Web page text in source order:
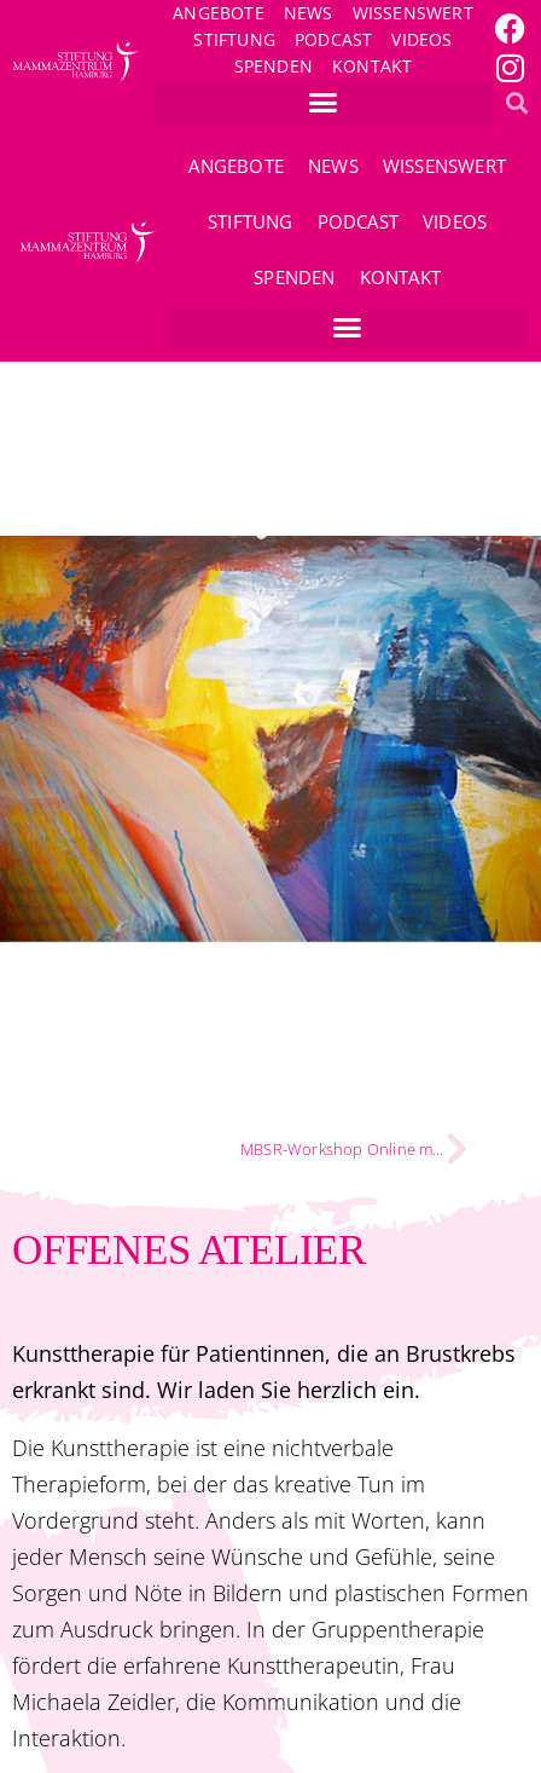
ANGEBOTE NEWS
WISSENSWERT
STIFTUNG
PODCAST
VIDEOS
SPENDEN
KONTAKT
ANGEBOTE NEWS WISSENSWERT
STIFTUNG PODCAST VIDEOS
SPENDEN KONTAKT
MBSR-Workshop Online mit Renate Kommert am 18.10.2022
OFFENES ATELIER
Kunsttherapie für Patientinnen, die an Brustkrebs
erkrankt sind. Wir laden Sie herzlich ein.
Die Kunsttherapie ist eine nichtverbale
Therapieform, bei der das kreative Tun im
Vordergrund steht. Anders als mit Worten, kann
jeder Mensch seine Wünsche und Gefühle, seine
Sorgen und Nöte in Bildern und plastischen Formen
zum Ausdruck bringen. In der Gruppentherapie
fördert die erfahrene Kunsttherapeutin, Frau
Michaela Zeidler, die Kommunikation und die
Interaktion.